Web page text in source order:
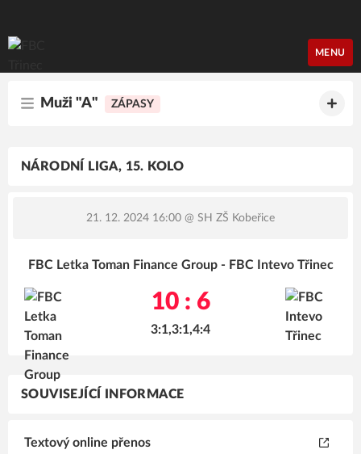
FBC Třinec
MENU
Muži "A" ZÁPASY
NÁRODNÍ LIGA, 15. KOLO
21. 12. 2024 16:00 @ SH ZŠ Kobeřice
FBC Letka Toman Finance Group - FBC Intevo Třinec
10 : 6
3:1,3:1,4:4
SOUVISEJÍCÍ INFORMACE
Textový online přenos